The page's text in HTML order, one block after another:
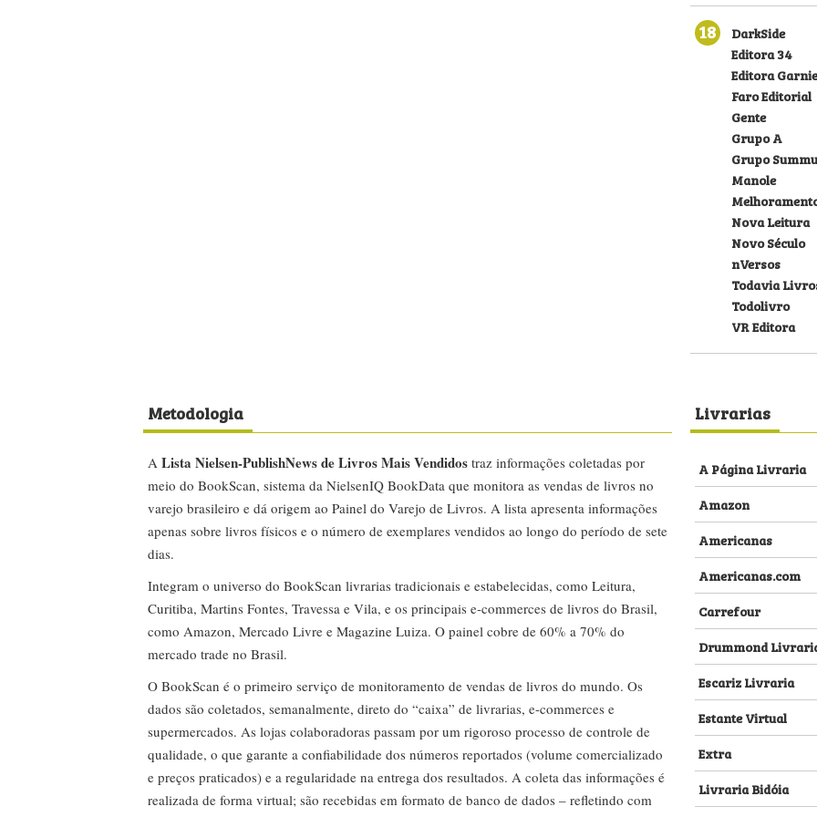
18
DarkSide
Editora 34
Editora
Faro Editorial
Gente
Grupo A
Grupo
Manole
Nova Leitura
Novo Século
nVersos
Todavia
Todolivro
VR Editora
Metodologia
A Lista Nielsen-PublishNews de Livros Mais Vendidos traz informações coletadas por
meio do BookScan, sistema da NielsenIQ BookData que monitora as vendas de livros no
varejo brasileiro e dá origem ao Painel do Varejo de Livros. A lista apresenta informações
apenas sobre livros físicos e o número de exemplares vendidos ao longo do período de sete
dias.
Integram o universo do BookScan livrarias tradicionais e estabelecidas, como Leitura,
Curitiba, Martins Fontes, Travessa e Vila, e os principais e-commerces de livros do Brasil,
como Amazon, Mercado Livre e Magazine Luiza. O painel cobre de 60% a 70% do
mercado trade no Brasil.
O BookScan é o primeiro serviço de monitoramento de vendas de livros do mundo. Os
dados são coletados, semanalmente, direto do “caixa” de livrarias, e-commerces e
supermercados. As lojas colaboradoras passam por um rigoroso processo de controle de
qualidade, o que garante a confiabilidade dos números reportados (volume comercializado
e preços praticados) e a regularidade na entrega dos resultados. A coleta das informações é
realizada de forma virtual; são recebidas em formato de banco de dados – refletindo com
Livrarias
A Página Livraria
Amazon
Americanas
Americanas.com
Carrefour
Drummond
Escariz Livraria
Estante Virtual
Extra
Livraria Bidóia